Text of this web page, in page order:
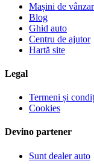
Mașini de
Blog
Ghid auto
Centru de ajutor
Hartă site
Legal
Termeni și
Cookies
Devino partener
Sunt dealer auto